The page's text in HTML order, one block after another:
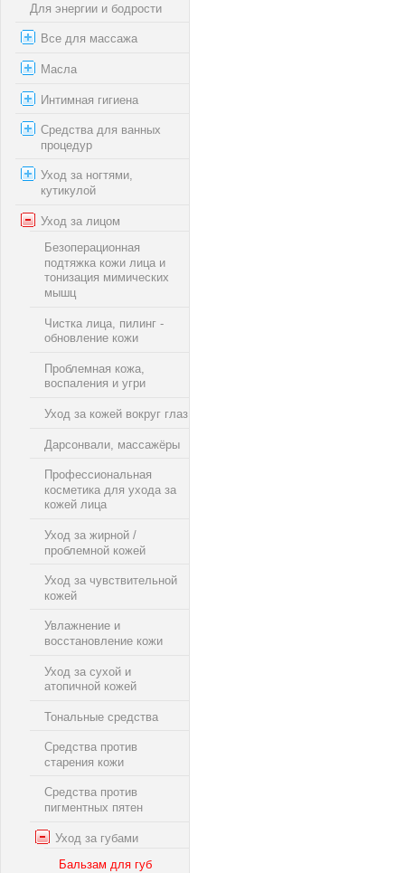
Для энергии и бодрости
Все для массажа
Масла
Интимная гигиена
Средства для ванных
процедур
Уход за ногтями,
кутикулой
Уход за лицом
Безоперационная
подтяжка кожи лица и
тонизация мимических
мышц
Чистка лица, пилинг -
обновление кожи
Проблемная кожа,
воспаления и угри
Уход за кожей вокруг глаз
Дарсонвали, массажёры
Профессиональная
косметика для ухода за
кожей лица
Уход за жирной /
проблемной кожей
Уход за чувствительной
кожей
Увлажнение и
восстановление кожи
Уход за сухой и
атопичной кожей
Тональные средства
Средства против
старения кожи
Средства против
пигментных пятен
Уход за губами
Бальзам для губ